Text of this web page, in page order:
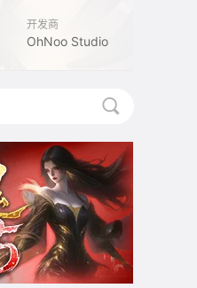
开发商
OhNoo Studio